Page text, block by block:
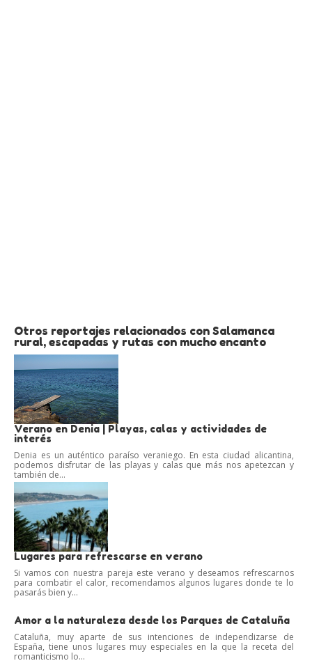
Otros reportajes relacionados con Salamanca
rural, escapadas y rutas con mucho encanto
Verano en Denia | Playas, calas y actividades de
interés
Denia es un auténtico paraíso veraniego. En esta ciudad alicantina,
podemos disfrutar de las playas y calas que más nos apetezcan y
también de...
Lugares para refrescarse en verano
Si vamos con nuestra pareja este verano y deseamos refrescarnos
para combatir el calor, recomendamos algunos lugares donde te lo
pasarás bien y...
Amor a la naturaleza desde los Parques de Cataluña
Cataluña, muy aparte de sus intenciones de independizarse de
España, tiene unos lugares muy especiales en la que la receta del
romanticismo lo...